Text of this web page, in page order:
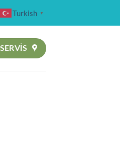
Turkish ▼